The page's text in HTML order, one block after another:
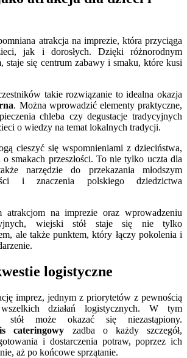
atrakcja na imprezie, która przyciąga
jak i dorosłych. Dzięki różnorodnym
staje się centrum zabawy i smaku, które kusi
takie rozwiązanie to idealna okazja
. Można wprowadzić elementy praktyczne,
chleba czy degustacje tradycyjnych
o wiedzy na temat lokalnych tradycji.
cieszyć się wspomnieniami z dzieciństwa,
smakach przeszłości. To nie tylko uczta dla
narzędzie do przekazania młodszym
i znaczenia polskiego dziedzictwa
atrakcjom na imprezie oraz wprowadzeniu
wiejski stół staje się nie tylko
ale także punktem, który łączy pokolenia i
logistyczne
imprez, jednym z priorytetów z pewnością
działań logistycznych. W tym
stół może okazać się niezastąpiony.
cateringowy zadba o każdy szczegół,
i dostarczenia potraw, poprzez ich
aż po końcowe sprzątanie.